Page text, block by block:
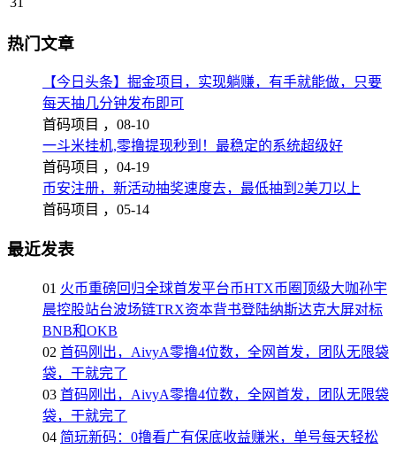
热门文章
【今日头条】掘金项目，实现躺赚，有手就能做，只要
每天抽几分钟发布即可
首码项目 ， 08-10
一斗米挂机,零撸提现秒到！最稳定的系统超级好
首码项目 ， 04-19
币安注册，新活动抽奖速度去，最低抽到2美刀以上
首码项目 ， 05-14
最近发表
01 火币重磅回归全球首发平台币HTX币圈顶级大咖孙宇
晨控股站台波场链TRX资本背书登陆纳斯达克大屏对标
BNB和OKB
02 首码刚出，AivyA零撸4位数，全网首发，团队无限袋
袋，干就完了
03 首码刚出，AivyA零撸4位数，全网首发，团队无限袋
袋，干就完了
04 简玩新码：0撸看广有保底收益赚米，单号每天轻松